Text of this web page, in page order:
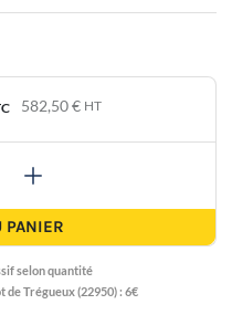
582,50 € HT
+
PANIER
selon quantité
Trégueux (22950) : 6€